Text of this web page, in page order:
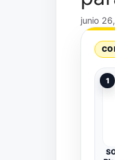
junio
1